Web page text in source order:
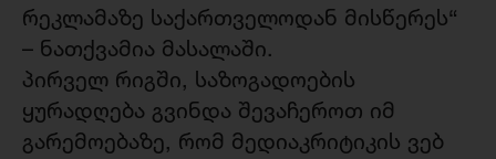
რეკლამაზე საქართველოდან მისწერეს“
– ნათქვამია მასალაში.
პირველ რიგში, საზოგადოების
ყურადღება გვინდა შევაჩეროთ იმ
გარემოებაზე, რომ მედიაკრიტიკის ვებ